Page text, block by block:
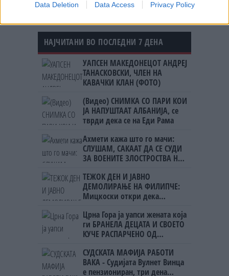
Data Deletion Data Access Privacy Policy
НАЈЧИТАНИ ВО ПОСЛЕДНИ 7 ДЕНА
УАПСЕН МАКЕДОНЕЦОТ АНДРЕЈ
ТАНАСКОВСКИ, ЧЛЕН НА
КАВАЧКИ КЛАН (ФОТО)
(Видео) СНИМКА СО ПАРИ КОИ
ЈА НАПУШТААТ АЛБАНИЈА, се
тврди дека се на Еди Рама
Ахмети кажа што го мачи:
СЛУШАМ, САКААТ ДА СЕ СУДИ
ЗА ВОЕНИТЕ ЗЛОСТРОСТВА НА
ТЕЖОК ДЕН И ЈАВНО
ДЕМОЛИРАЊЕ НА ФИЛИПЧЕ:
Мицкоски откри дека
ништо, освен за кеш
Црна Гора ја уапси жената која
ги БРАНЕЛА ДЕЦАТА И СВОЕТО
КУЧЕ РАСПАРЧЕНО ОД
СУДСКАТА МАФИЈА РАБОТИ
ВАКА - Судијата Вулнет Винца
е пензиониран, три дена